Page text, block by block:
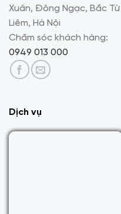
Xuân, Đông Ngạc, Bắc Từ
Liêm, Hà Nội
Chăm sóc khách hàng:
0949 013 000
Dịch vụ